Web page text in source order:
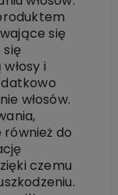
się
i
włosów.
do
czemu